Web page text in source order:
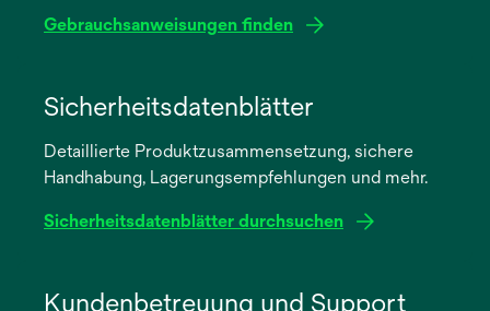
Gebrauchsanweisungen finden
neuen
Registerkarte
Sicherheitsdatenblätter
Detaillierte Produktzusammensetzung, sichere
Handhabung, Lagerungsempfehlungen und mehr.
Sicherheitsdatenblätter durchsuchen
Kundenbetreuung und Support